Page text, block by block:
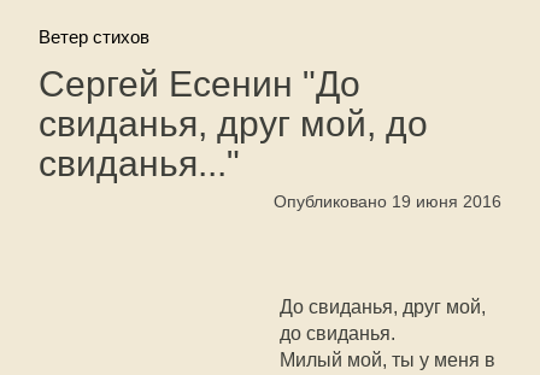
Ветер стихов
Сергей Есенин "До
свиданья, друг мой, до
свиданья..."
Опубликовано 19 июня 2016
До свиданья, друг мой,
до свиданья.
Милый мой, ты у меня в